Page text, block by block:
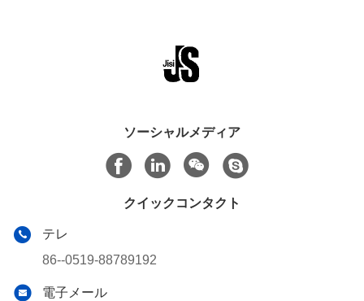
ソーシャルメディア
クイックコンタクト
テレ
86--0519-88789192
電子メール